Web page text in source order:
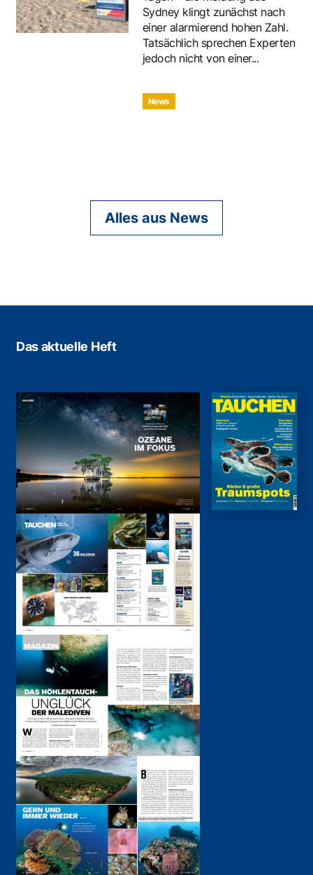
Sydney klingt zunächst nach
einer alarmierend hohen Zahl.
Tatsächlich sprechen Experten
jedoch nicht von einer...
News
Alles aus News
Das aktuelle Heft